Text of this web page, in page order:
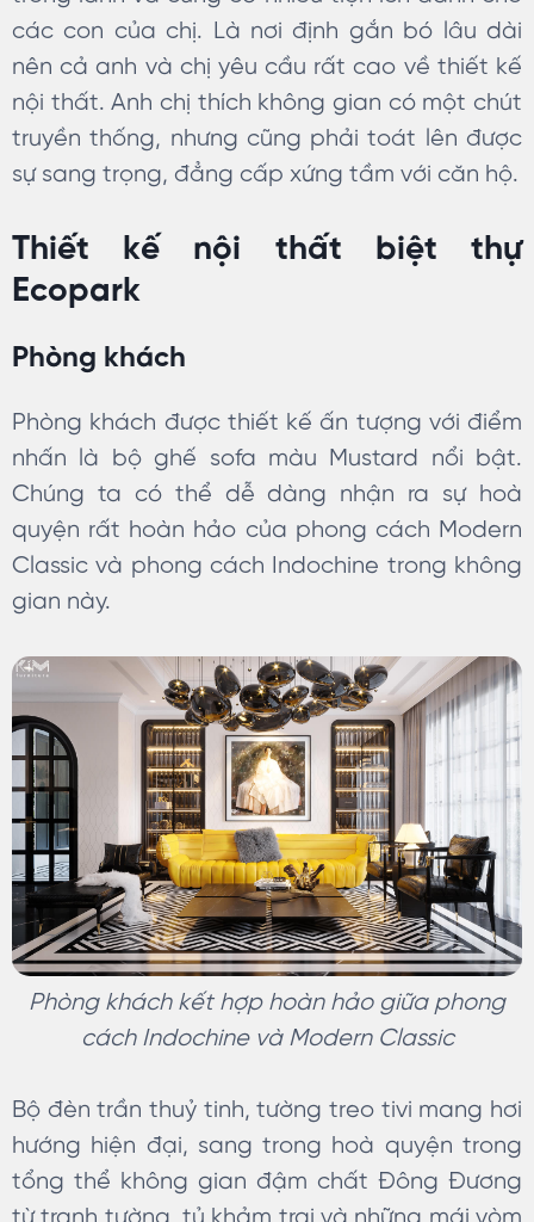
các con của chị. Là nơi định gắn bó lâu dài
nên cả anh và chị yêu cầu rất cao về thiết kế
nội thất. Anh chị thích không gian có một chút
truyền thống, nhưng cũng phải toát lên được
sự sang trọng, đẳng cấp xứng tầm với căn hộ.
Thiết kế nội thất biệt thự
Ecopark
Phòng khách
Phòng khách được thiết kế ấn tượng với điểm
nhấn là bộ ghế sofa màu Mustard nổi bật.
Chúng ta có thể dễ dàng nhận ra sự hoà
quyện rất hoàn hảo của phong cách Modern
Classic và phong cách Indochine trong không
gian này.
Phòng khách kết hợp hoàn hảo giữa phong
cách Indochine và Modern Classic
Bộ đèn trần thuỷ tinh, tường treo tivi mang hơi
hướng hiện đại, sang trong hoà quyện trong
tổng thể không gian đậm chất Đông Đương